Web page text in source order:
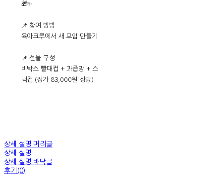
🎁✨
📌 참여 방법
육아크루에서 새 모임 만들기
📌 선물 구성
비박스 빨대컵 + 과즙망 + 스
낵컵 (정가 83,000원 상당)
상세 설명 머리글
상세 설명
상세 설명 바닥글
후기(0)